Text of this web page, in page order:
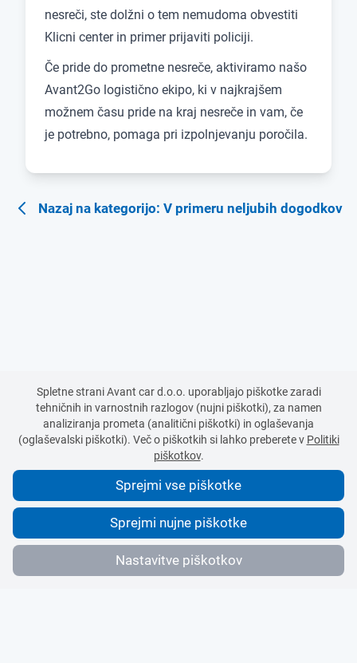
nesreči, ste dolžni o tem nemudoma obvestiti
Klicni center in primer prijaviti policiji.
Če pride do prometne nesreče, aktiviramo našo
Avant2Go logistično ekipo, ki v najkrajšem
možnem času pride na kraj nesreče in vam, če
je potrebno, pomaga pri izpolnjevanju poročila.
Nazaj na kategorijo: V primeru neljubih dogodkov
Spletne strani Avant car d.o.o. uporabljajo piškotke zaradi
tehničnih in varnostnih razlogov (nujni piškotki), za namen
analiziranja prometa (analitični piškotki) in oglaševanja
(oglaševalski piškotki). Več o piškotkih si lahko preberete v Politiki
piškotkov.
Sprejmi vse piškotke
Sprejmi nujne piškotke
Nastavitve piškotkov